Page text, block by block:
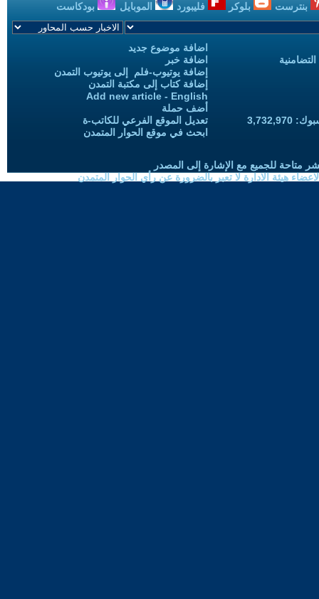
بنترست بلوكر فليبورد الموبايل بودكاست
اضافة موضوع جديد
اضافة خبر
إضافة يوتيوب-فلم إلى يوتيوب التمدن
إضافة كتاب إلى مكتبة التمدن
Add new article - English
أضف حملة
تعديل الموقع الفرعي للكاتب-ة
ابحث في موقع الحوار المتمدن
متاحة للجميع مع الإشارة إلى المصدر
هيئة الادارة لا تعبر بالضرورة عن رأي الحوار المتمدن